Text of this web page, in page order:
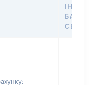
СЕЙФУ